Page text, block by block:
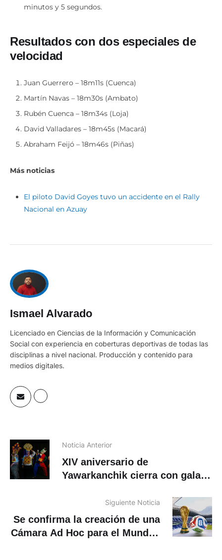
minutos y 5 segundos.
Resultados con dos especialesde
velocidad
Juan Guerrero – 18m11s (Cuenca)
Martín Navas – 18m30s (Ambato)
Rubén Cuenca – 18m34s (Loja)
David Valladares – 18m45s (Macará)
Abraham Feijó – 18m46s (Piñas)
Más noticias
El piloto David Goyes tuvo un accidente en el Rally
Nacional en Azuay
Ismael Alvarado
Licenciado en Ciencias de la Información y Comunicación
Social con experiencia en coberturas deportivas de todas las
disciplinas a nivel nacional. Producción y contenido para
medios digitales.
Noticia Anterior
XIV aniversario de
Yawarkanchik cierra con gala
Siguiente Noticia
Se confirma la creación de una
Cámara Ad Hoc para el Mundial